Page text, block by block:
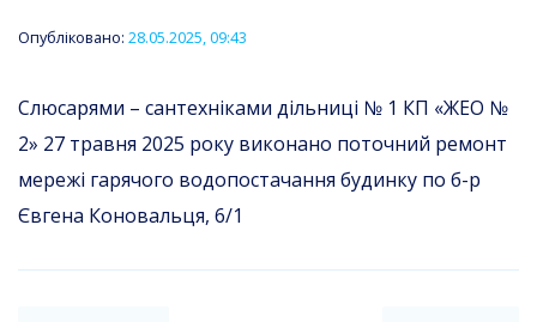
Опубліковано: 28.05.2025, 09:43
Слюсарями – сантехніками дільниці № 1 КП «ЖЕО №
2» 27 травня 2025 року виконано поточний ремонт
мережі гарячого водопостачання будинку по б-р
Євгена Коновальця, 6/1